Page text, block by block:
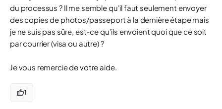
du processus ? Il me semble qu'il faut seulement envoyer
des copies de photos/passeport à la dernière étape mais
je ne suis pas sûre, est-ce qu'ils envoient quoi que ce soit
par courrier (visa ou autre) ?
Je vous remercie de votre aide.
1